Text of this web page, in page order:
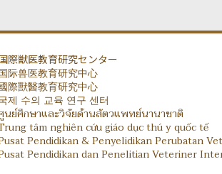
Veterinary Education and
際獣医教育研究センター
国际兽医教育研究中心
國際獸醫教育研究中心
제 수의 교육 연구 센터
นย์ศึกษาและวิจัยด้านสัตวแพทย์นานาชาติ
tâm nghiên cứu giáo dục thú y quốc tế
Pendidikan & Penyelidikan Perubatan
Pendidikan dan Penelitian Veteriner